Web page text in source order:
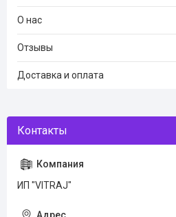
О нас
Отзывы
Доставка и оплата
ИП "VITRAJ"